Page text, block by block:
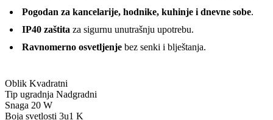
Pogodan za kancelarije, hodnike, kuhinje i dnevne sobe.
IP40 zaštita za sigurnu unutrašnju upotrebu.
Ravnomerno osvetljenje bez senki i blještanja.
Oblik Kvadratni
Tip ugradnja Nadgradni
Snaga 20 W
Boja svetlosti 3u1 K